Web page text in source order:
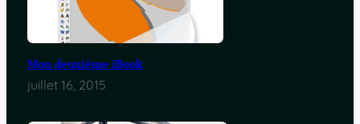
Mon deuxième iBook
juillet 16, 2015